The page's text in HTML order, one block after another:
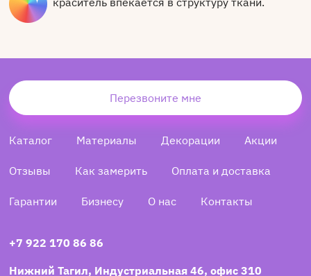
Перезвоните мне
Каталог Материалы Декорации Акции
Отзывы Как замерить Оплата и доставка
Гарантии Бизнесу О нас Контакты
+7 922 170 86 86
Нижний Тагил, Индустриальная 46, офис 310